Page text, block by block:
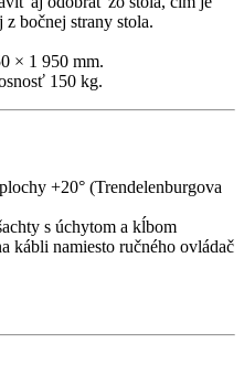
z bočnej strany stola.
× 1 950 mm.
150 kg.
+20° (Trendelenburgova
s úchytom a kĺbom
kábli namiesto ručného ovládač